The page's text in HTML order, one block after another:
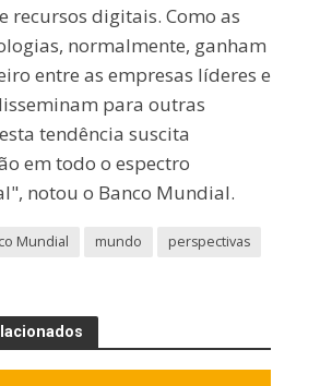
recursos digitais. Como as
normalmente, ganham
entre as empresas líderes e
para outras
tendência suscita
em todo o espectro
notou o Banco Mundial.
Mundial mundo
perspectivas